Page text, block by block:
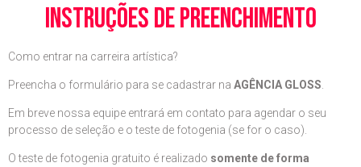
instruções de preenchimento
Como entrar na carreira artística?
Preencha o formulário para se cadastrar na AGÊNCIA GLOSS
Em breve nossa equipe entrará em contato para agendar o seu
processo de seleção e o teste de fotogenia (se for o caso).
O teste de fotogenia gratuito é realizado somente de forma